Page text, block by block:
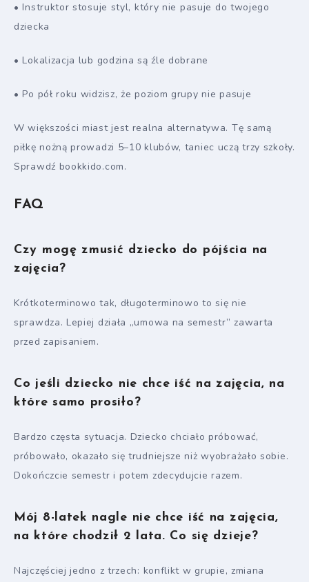
• Instruktor stosuje styl, który nie pasuje do twojego
dziecka
• Lokalizacja lub godzina są źle dobrane
• Po pół roku widzisz, że poziom grupy nie pasuje
W większości miast jest realna alternatywa. Tę samą
piłkę nożną prowadzi 5–10 klubów, taniec uczą trzy szkoły.
Sprawdź bookkido.com.
FAQ
Czy mogę zmusić dziecko do pójścia na
zajęcia?
Krótkoterminowo tak, długoterminowo to się nie
sprawdza. Lepiej działa „umowa na semestr” zawarta
przed zapisaniem.
Co jeśli dziecko nie chce iść na zajęcia, na
które samo prosiło?
Bardzo częsta sytuacja. Dziecko chciało próbować,
próbowało, okazało się trudniejsze niż wyobrażało sobie.
Dokończcie semestr i potem zdecydujcie razem.
Mój 8-latek nagle nie chce iść na zajęcia,
na które chodził 2 lata. Co się dzieje?
Najczęściej jedno z trzech: konflikt w grupie, zmiana